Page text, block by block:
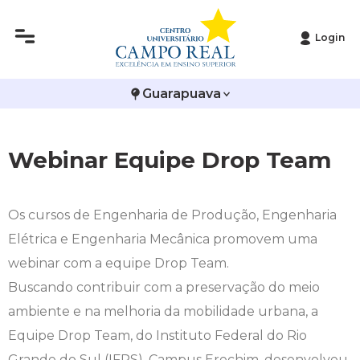
Login
Guarapuava
Webinar Equipe Drop Team
Os cursos de Engenharia de Produção, Engenharia
Elétrica e Engenharia Mecânica promovem uma
webinar com a equipe Drop Team.
Buscando contribuir com a preservação do meio
ambiente e na melhoria da mobilidade urbana, a
Equipe Drop Team, do Instituto Federal do Rio
Publicações Institucionais
Arquitetura e Urbanismo
Direito
Enfermagem
Engenharia Agronômica
Engenharia Civil
Vestibular de Inverno
Vestibular de Medicina
2ª Via de Boleto
Atestado de Matrícula
Calendário Acadêmico
Calendário de Provas
Carteirinha de Estudante
Central de Estágios - TCC
Avalie a Campo Real
Bolsas e Incentivos
Comissão de Ética no Uso de Animais
Comitê de Ética em Pesquisa
Diploma Digital
Educação em Direitos Humanos